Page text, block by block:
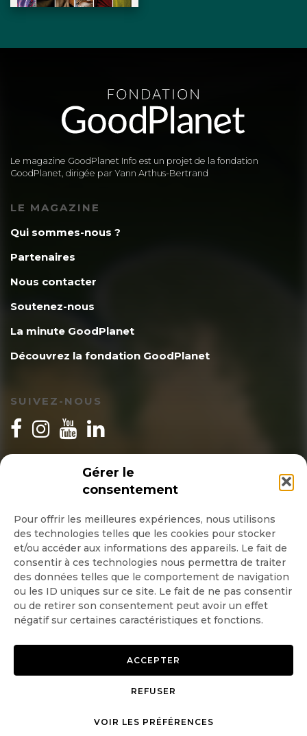
Gérer le
consentement
Pour offrir les meilleures expériences, nous utilisons
des technologies telles que les cookies pour stocker
et/ou accéder aux informations des appareils. Le fait de
consentir à ces technologies nous permettra de traiter
des données telles que le comportement de navigation
ou les ID uniques sur ce site. Le fait de ne pas consentir
ou de retirer son consentement peut avoir un effet
négatif sur certaines caractéristiques et fonctions.
ACCEPTER
REFUSER
VOIR LES PRÉFÉRENCES
Le magazine GoodPlanet Info est un projet de la fondation
GoodPlanet, dirigée par Yann Arthus-Bertrand
LE MAGAZINE
Qui sommes-nous ?
Partenaires
Nous contacter
Soutenez-nous
La minute GoodPlanet
Découvrez la fondation GoodPlanet
SUIVEZ-NOUS
INSCRIPTION NEWSLETTER
Quotidienne
Hebdo
OK
Politique de confidentialité